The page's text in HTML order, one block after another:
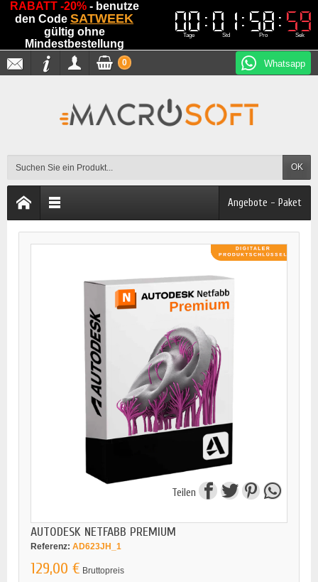
RABATT -20% - benutze
den Code SATWEEK
gültig ohne
Mindestbestellung
00
00
Tage
01
01
Std
58
58
Pro
59
59
Sek
Whatsapp
OK
0
Angebote - Paket
Teilen
AUTODESK NETFABB PREMIUM
Referenz: AD623JH_1
129,00 € Bruttopreis